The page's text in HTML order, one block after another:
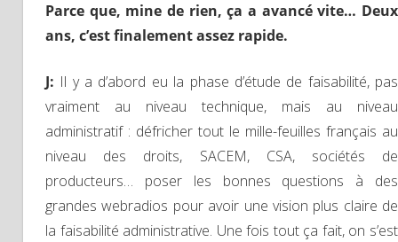
Parce que, mine de rien, ça a avancé vite… Deux
ans, c’estfinalementassez rapide.
J: Il y a d’abord eu la phase d’étude de faisabilité, pas
vraiment au niveau technique, mais au niveau
administratif : défricher tout le mille-feuilles français au
niveau des droits, SACEM, CSA, sociétés de
producteurs… poser les bonnes questions à des
grandes webradios pour avoir une vision plus claire de
la faisabilité administrative. Une fois tout ça fait, on s’est